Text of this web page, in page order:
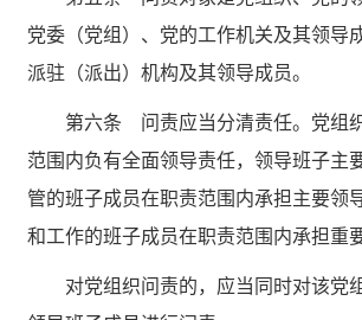
党委（党组）、党的工作机关及其领导
派驻（派出）机构及其领导成员。
第六条 问责应当分清责任。党组织
范围内负有全面领导责任，领导班子主
管的班子成员在职责范围内承担主要领
和工作的班子成员在职责范围内承担重
对党组织问责的，应当同时对该党